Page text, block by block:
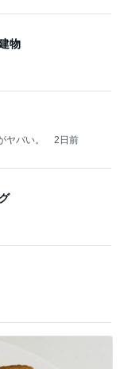
物
ヤバい。 2日前